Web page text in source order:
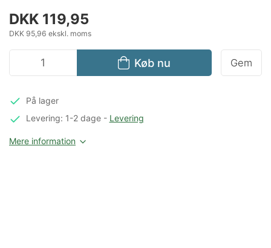
DKK 119,95
DKK 95,96 ekskl. moms
Køb nu Gem
På lager
Levering: 1-2 dage- Levering
Mere information